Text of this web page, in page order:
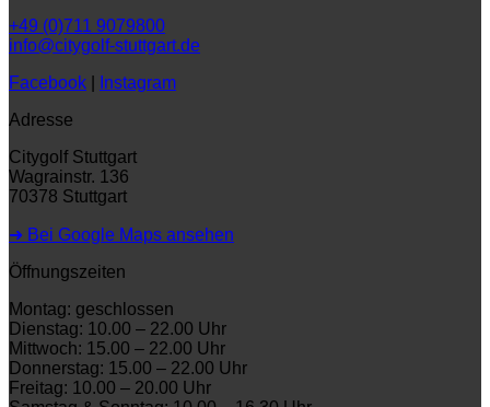
+49 (0)711 9079800
info@citygolf-stuttgart.de
Facebook
Instagram
Adresse
Citygolf Stuttgart
Wagrainstr. 136
70378 Stuttgart
➜ Bei Google Maps ansehen
Öffnungszeiten
Montag: geschlossen
Dienstag: 10.00 – 22.00 Uhr
Mittwoch: 15.00 – 22.00 Uhr
Donnerstag: 15.00 – 22.00 Uhr
Freitag: 10.00 – 20.00 Uhr